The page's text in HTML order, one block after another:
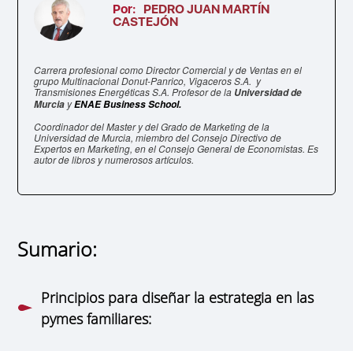
Por: PEDRO JUAN MARTÍN
CASTEJÓN
Carrera profesional como Director Comercial y de Ventas en el
grupo Multinacional Donut-Panrico, Vigaceros S.A. y
Transmisiones Energéticas S.A. Profesor de la Universidad de
Murcia yENAE Business School.
Coordinador del Master y del Grado de Marketing de la
Universidad de Murcia,miembro del Consejo Directivo de
Expertos en Marketing, en el Consejo General de Economistas. Es
autor de libros y numerosos artículos.
Sumario:
Principios para diseñar la estrategia en las
pymes familiares: